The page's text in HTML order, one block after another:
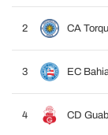
2 CA
3 EC
4 CD